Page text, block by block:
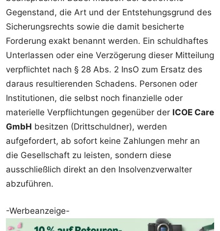
Gegenstand, die Art und der Entstehungsgrund des
Sicherungsrechts sowie die damit besicherte
Forderung exakt benannt werden. Ein schuldhaftes
Unterlassen oder eine Verzögerung dieser Mitteilung
verpflichtet nach § 28 Abs. 2 InsO zum Ersatz des
daraus resultierenden Schadens. Personen oder
Institutionen, die selbst noch finanzielle oder
materielle Verpflichtungen gegenüber der ICOE Care
GmbH besitzen (Drittschuldner), werden
aufgefordert, ab sofort keine Zahlungen mehr an
die Gesellschaft zu leisten, sondern diese
ausschließlich direkt an den Insolvenzverwalter
abzuführen.
-Werbeanzeige-